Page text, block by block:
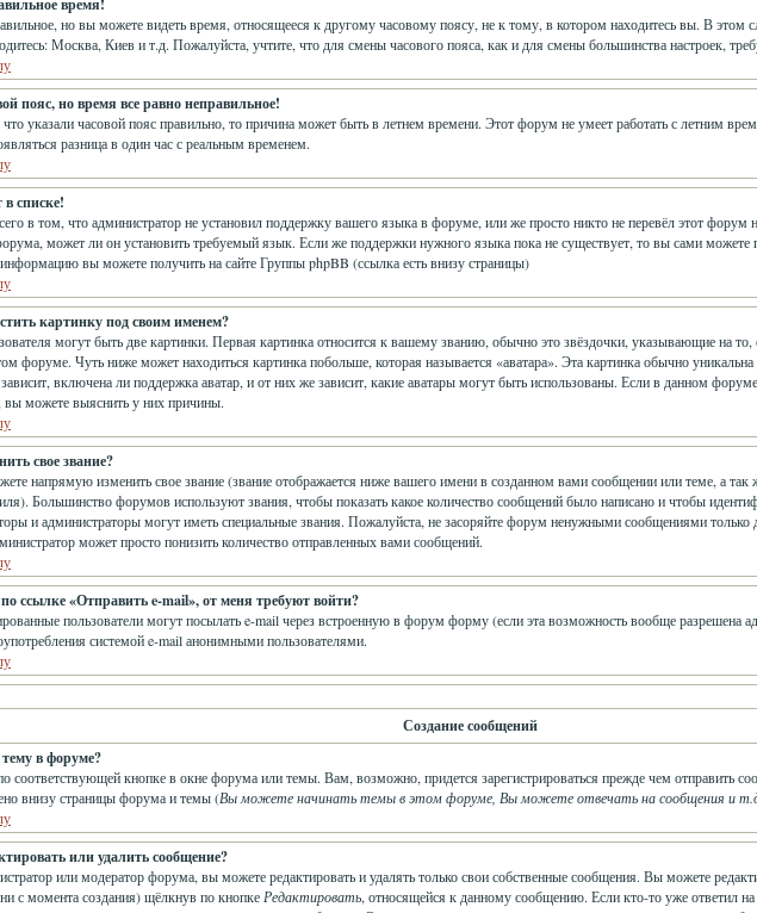
время!
но вы можете видеть время, относящееся к другому часовому поясу, не к тому, в котором находитесь вы. В этом
Москва, Киев и т.д. Пожалуйста, учтите, что для смены часового пояса, как и для смены большинства настроек,
пояс, но время все равно неправильное!
указали часовой пояс правильно, то причина может быть в летнем времени. Этот форум не умеет работать с летним
разница в один час с реальным временем.
списке!
в том, что администратор не установил поддержку вашего языка в форуме, или же просто никто не перевёл этот
может ли он установить требуемый язык. Если же поддержки нужного языка пока не существует, то вы сами можете
вы можете получить на сайте Группы phpBB (ссылка есть внизу страницы)
картинку под своим именем?
могут быть две картинки. Первая картинка относится к вашему званию, обычно это звёздочки, указывающие на
форуме. Чуть ниже может находиться картинка побольше, которая называется «аватара». Эта картинка обычно
включена ли поддержка аватар, и от них же зависит, какие аватары могут быть использованы. Если в данном
вы можете выяснить у них причины.
свое звание?
напрямую изменить свое звание (звание отображается ниже вашего имени в созданном вами сообщении или теме, а
Большинство форумов используют звания, чтобы показать какое количество сообщений было написано и чтобы
и администраторы могут иметь специальные звания. Пожалуйста, не засоряйте форум ненужными сообщениями только
может просто понизить количество отправленных вами сообщений.
ссылке «Отправить e-mail», от меня требуют войти?
пользователи могут посылать e-mail через встроенную в форум форму (если эта возможность вообще разрешена
системой e-mail анонимными пользователями.
Создание сообщений
в форуме?
соответствующей кнопке в окне форума или темы. Вам, возможно, придется зарегистрироваться прежде чем отправить
внизу страницы форума и темы (Вы можете начинать темы в этом форуме, Вы можете отвечать на сообщения и
или удалить сообщение?
или модератор форума, вы можете редактировать и удалять только свои собственные сообщения. Вы можете
с момента создания) щёлкнув по кнопке Редактировать, относящейся к данному сообщению. Если кто-то уже ответил